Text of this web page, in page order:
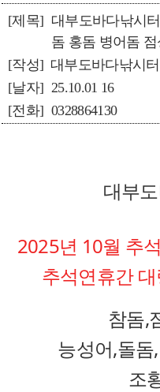
[제목] 대부도바다낚시
돔 홍돔 병어돔
[작성] 대부도바다낚시터
[날자] 25.10.01 16
[전화] 0328864130
대부
2025년 10월 추
추석연휴간
참돔,
능성어,돌
조